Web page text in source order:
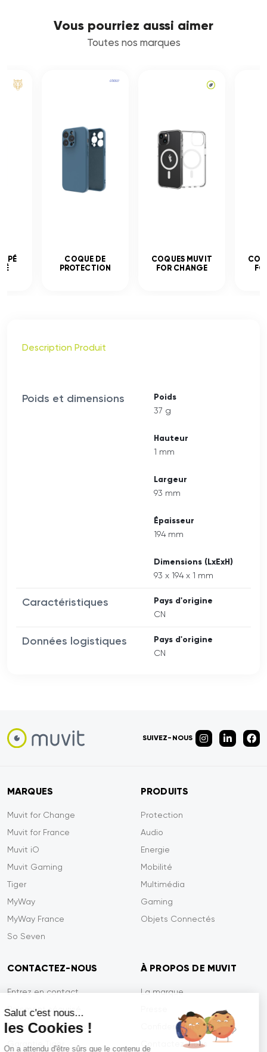
Salut c'est nous...
les Cookies !
On a attendu d'être sûrs que le contenu de
Vous pourriez aussi aimer
Toutes nos marques
COQUE DE
PROTECTION
COQUES MUVIT
FOR CHANGE
Description Produit
Poids et dimensions Poids
37 g
Hauteur
1 mm
Largeur
93 mm
Épaisseur
194 mm
Dimensions (LxExH)
93 x 194 x 1 mm
Caractéristiques Pays d'origine
CN
Données logistiques Pays d'origine
CN
SUIVEZ-NOUS
MARQUES
Muvit for Change
Muvit for France
Muvit iO
Muvit Gaming
Tiger
MyWay
MyWay France
So Seven
PRODUITS
Protection
Audio
Energie
Mobilité
Multimédia
Gaming
Objets Connectés
CONTACTEZ-NOUS
Entrez en contact
Paiement sécurisé
Efficacité du service
Garantie Tiger
À PROPOS DE MUVIT
La marque
Confidentialité
Contactez-nous